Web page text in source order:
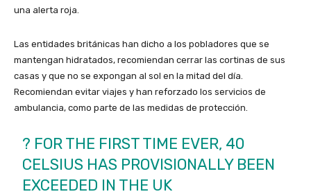
una alerta roja.
Las entidades británicas han dicho a los pobladores que se
mantengan hidratados, recomiendan cerrar las cortinas de sus
casas y que no se expongan al sol en la mitad del día.
Recomiendan evitar viajes y han reforzado los servicios de
ambulancia, como parte de las medidas de protección.
?️ FOR THE FIRST TIME EVER, 40
CELSIUS HAS PROVISIONALLY BEEN
EXCEEDED IN THE UK